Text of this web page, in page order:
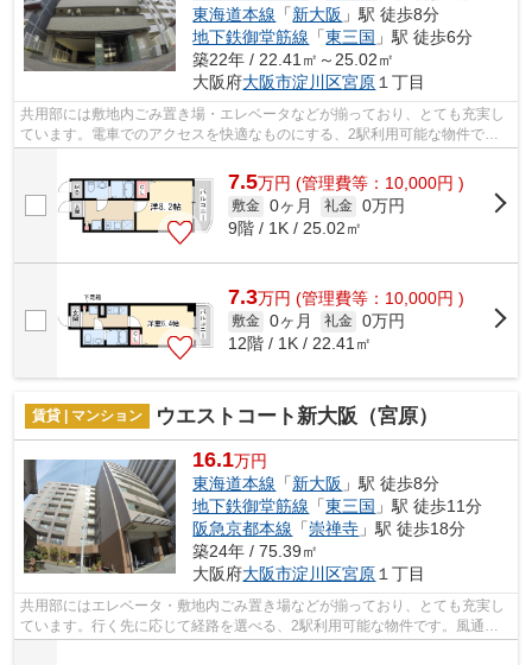
東海道本線 「新大阪 」駅 徒歩8分
地下鉄御堂筋線 「東三国 」駅 徒歩6分
築22年 / 22.41㎡～25.02㎡
大阪府大阪市淀川区宮原 １丁目
共用部には敷地内ごみ置き場・エレベータなどが揃っており、とても充実し
ています。電車でのアクセスを快適なものにする、2駅利用可能な物件で
す。外壁にはタイルが張られています。防...
7.5万円 (管理費等：10,000円 )
敷金 0ヶ月 礼金 0万円
9階 / 1K / 25.02㎡
7.3万円 (管理費等：10,000円 )
敷金 0ヶ月 礼金 0万円
12階 / 1K / 22.41㎡
賃貸 | マンション ウエストコート新大阪（宮原）
16.1万円
東海道本線 「新大阪 」駅 徒歩8分
地下鉄御堂筋線 「東三国 」駅 徒歩11分
阪急京都本線 「崇禅寺 」駅 徒歩18分
築24年 / 75.39㎡
大阪府大阪市淀川区宮原 １丁目
共用部にはエレベータ・敷地内ごみ置き場などが揃っており、とても充実し
ています。行く先に応じて経路を選べる、2駅利用可能な物件です。風通し
が良く、湿気やカビの心配が少ないマン...